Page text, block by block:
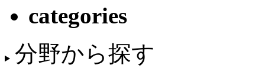
categories
分野から探す